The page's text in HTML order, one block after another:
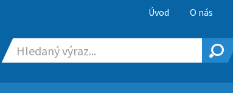
Úvod O nás